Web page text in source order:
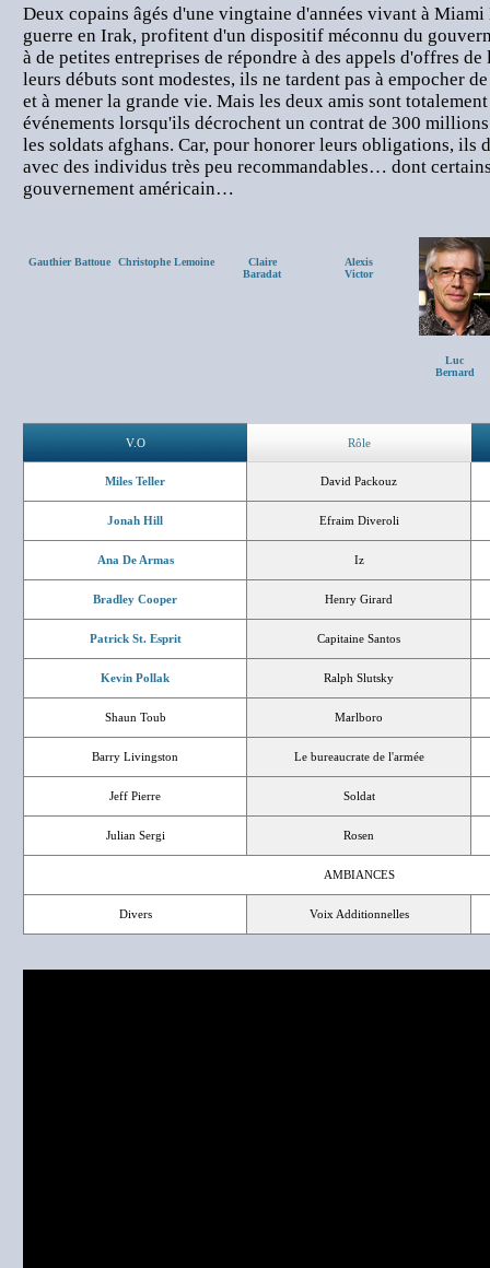
Deux copains âgés d'une vingtaine d'années vivant à Miami
guerre en Irak, profitent d'un dispositif méconnu du
à de petites entreprises de répondre à des appels d'offres
leurs débuts sont modestes, ils ne tardent pas à empocher
et à mener la grande vie. Mais les deux amis sont totalement
événements lorsqu'ils décrochent un contrat de 300
les soldats afghans. Car, pour honorer leurs obligations, ils
avec des individus très peu recommandables… dont
gouvernement américain…
Gauthier Battoue Christophe Lemoine
Claire
Baradat
Alexis
Victor
Luc
Bernard
V.O Rôle
Miles Teller David Packouz
Jonah Hill Efraim Diveroli
Ana De Armas Iz
Bradley Cooper Henry Girard
Patrick St. Esprit Capitaine Santos
Kevin Pollak Ralph Slutsky
Shaun Toub Marlboro
Barry Livingston Le bureaucrate de l'armée
Jeff Pierre Soldat
Julian Sergi Rosen
AMBIANCES
Divers Voix Additionnelles